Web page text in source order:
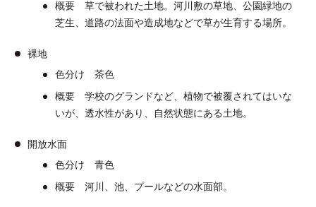
概要 草で被われた土地。河川敷の草地、公園緑地の
芝生、道路の法面や造成地などで草が生育する場所。
裸地
色分け 茶色
概要 学校のグランドなど、植物で被覆されてはいな
いが、透水性があり、自然状態にある土地。
開放水面
色分け 青色
概要 河川、池、プールなどの水面部。